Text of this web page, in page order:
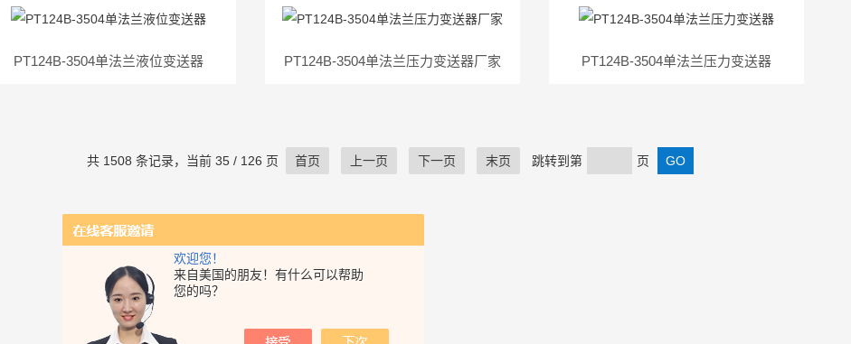
欢迎您！
来自美国的朋友！有什么可以帮助
您的吗？
PT124B-3504单法兰液位变送器 PT124B-3504单法兰压力变送器厂家 PT124B-3504单法兰压力变送器
共 1508 条记录，当前 35 / 126 页 首页 上一页 下一页 末页 跳转到第 页